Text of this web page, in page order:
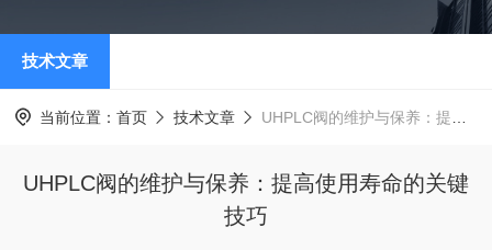
技术文章
当前位置： 首页 技术文章 UHPLC阀的维护与保养：提高使用寿命的关键技巧
UHPLC阀的维护与保养：提高使用寿命的关键
技巧